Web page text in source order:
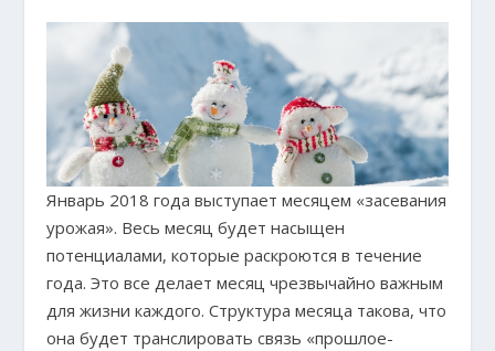
Январь 2018 года выступает месяцем «засевания
урожая». Весь месяц будет насыщен
потенциалами, которые раскроются в течение
года. Это все делает месяц чрезвычайно важным
для жизни каждого. Структура месяца такова, что
она будет транслировать связь «прошлое-